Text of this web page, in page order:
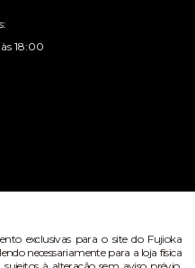
18:00
exclusivas para o site do Fujioka
necessariamente para a loja física